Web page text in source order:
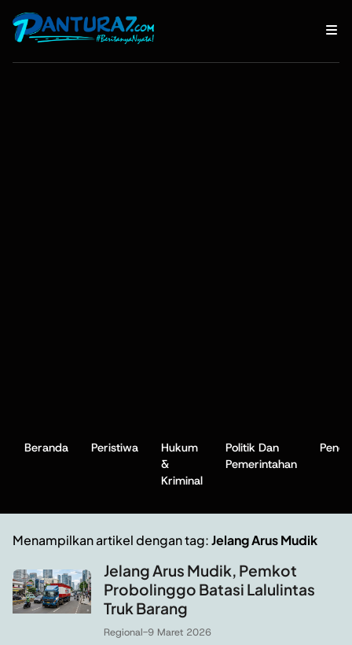
Beranda Peristiwa
Hukum
&
Kriminal
Politik Dan
Pemerintahan
Menampilkan artikel dengan tag:Jelang Arus Mudik
Jelang Arus Mudik, Pemkot
Probolinggo Batasi Lalulintas
Truk Barang
Regional-9 Maret 2026